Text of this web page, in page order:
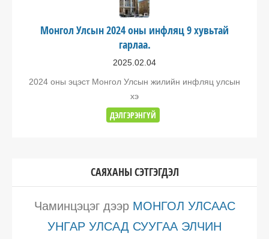
Монгол Улсын 2024 оны инфляц 9 хувьтай
гарлаа.
2025.02.04
2024 оны эцэст Монгол Улсын жилийн инфляц улсын
хэ
ДЭЛГЭРЭНГҮЙ
САЯХАНЫ СЭТГЭГДЭЛ
Чаминцэцэгдээр МОНГОЛ УЛСААС
УНГАР УЛСАД СУУГАА ЭЛЧИН